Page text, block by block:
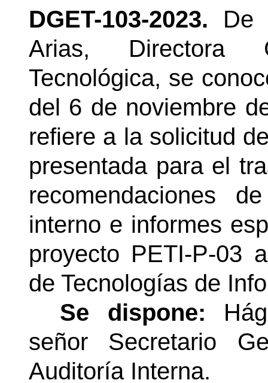
DGET-103-2023. De
Arias, Directora
Tecnológica, se
del 6 de noviembre
refiere a la solicitud
presentada para el
recomendaciones
interno e informes
proyecto PETI-P-03
de Tecnologías de
Se dispone:
señor Secretario
Auditoría Interna.